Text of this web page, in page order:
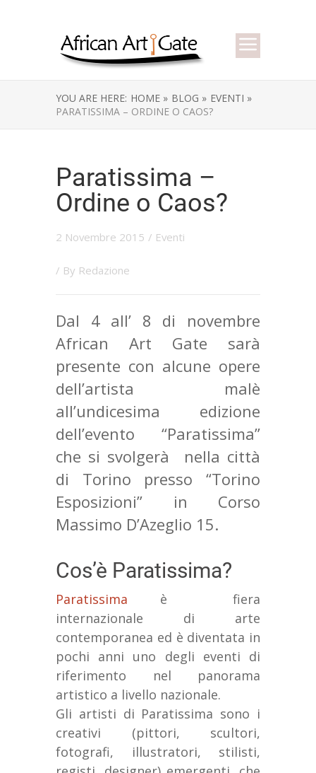
YOU ARE HERE: HOME » BLOG » EVENTI »
PARATISSIMA – ORDINE O CAOS?
Paratissima –
Ordine o Caos?
2 Novembre 2015 / Eventi
/ By Redazione
Dal 4 all’ 8 di novembre
African Art Gate sarà
presente con alcune opere
dell’artista malè
all’undicesima edizione
dell’evento “Paratissima”
che si svolgerà nella città
di Torino presso “Torino
Esposizioni” in Corso
Massimo D’Azeglio 15.
Cos’è Paratissima?
Paratissima è fiera
internazionale di arte
contemporanea ed è diventata in
pochi anni uno degli eventi di
riferimento nel panorama
artistico a livello nazionale.
Gli artisti di Paratissima sono i
creativi (pittori, scultori,
fotografi, illustratori, stilisti,